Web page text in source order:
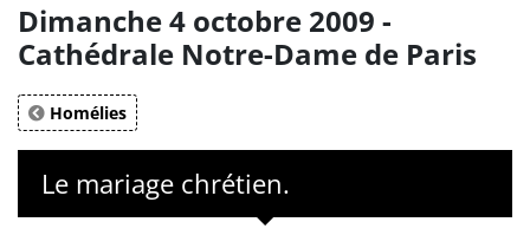
Dimanche 4 octobre 2009 -
Cathédrale Notre-Dame de Paris
Homélies
Le mariage chrétien.